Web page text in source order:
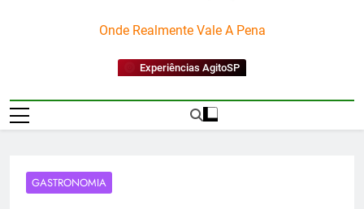
AgitoSP
Onde Realmente Vale A Pena
Experiências AgitoSP
GASTRONOMIA